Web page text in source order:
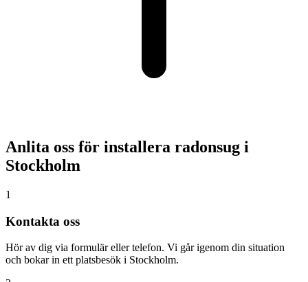
Anlita oss för installera radonsug i
Stockholm
1
Kontakta oss
Hör av dig via formulär eller telefon. Vi går igenom din situation
och bokar in ett platsbesök i Stockholm.